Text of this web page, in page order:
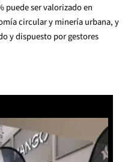
puede ser valorizado en
circular y minería urbana, y
y dispuesto por gestores